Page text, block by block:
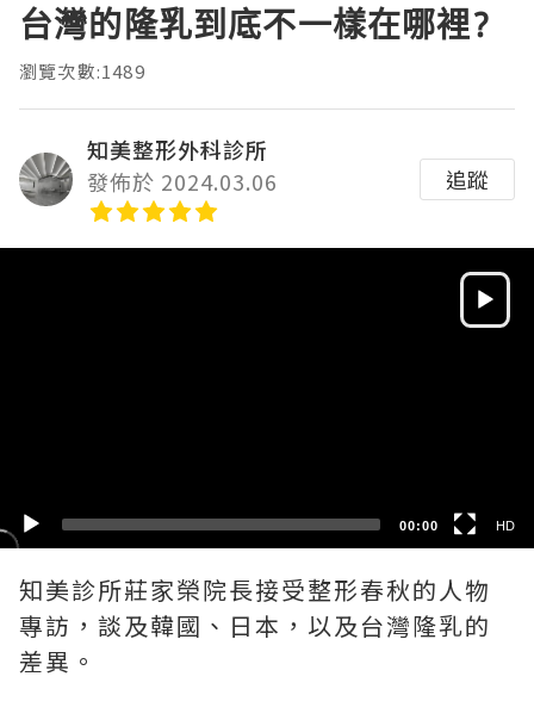
台灣的隆乳到底不一樣在哪裡?
瀏覽次數:1489
知美整形外科診所
發佈於 2024.03.06
追蹤
00:00 HD
知美診所莊家榮院長接受整形春秋的人物
專訪，談及韓國、日本，以及台灣隆乳的
差異。